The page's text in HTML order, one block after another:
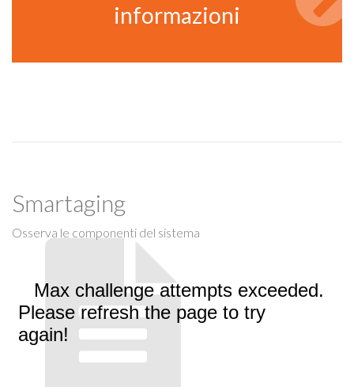
informazioni
Smartaging
Osserva le componenti del sistema